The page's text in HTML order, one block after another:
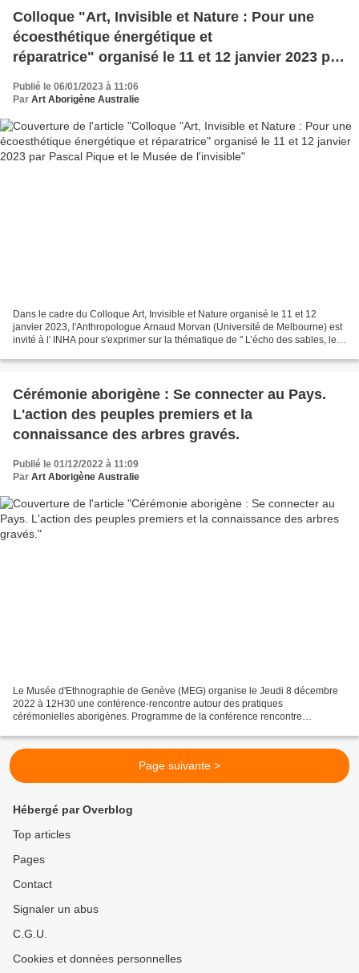
Colloque "Art, Invisible et Nature : Pour une
écoesthétique énergétique et
réparatrice" organisé le 11 et 12 janvier 2023 par
Pascal Pique et le Musée de l'invisible
Publié le 06/01/2023 à 11:06
Par Art Aborigène Australie
Dans le cadre du Colloque Art, Invisible et Nature organisé le 11 et 12
janvier 2023, l'Anthropologue Arnaud Morvan (Université de Melbourne) est
invité à l' INHA pour s'exprimer sur la thématique de " L’écho des sables, les
Cérémonie aborigène : Se connecter au Pays.
L'action des peuples premiers et la
connaissance des arbres gravés.
Publié le 01/12/2022 à 11:09
Par Art Aborigène Australie
Le Musée d'Ethnographie de Genève (MEG) organise le Jeudi 8 décembre
2022 à 12H30 une conférence-rencontre autour des pratiques
cérémonielles aborigènes. Programme de la conférence rencontre
Page suivante >
Hébergé par Overblog
Top articles
Pages
Contact
Signaler un abus
C.G.U.
Cookies et données personnelles